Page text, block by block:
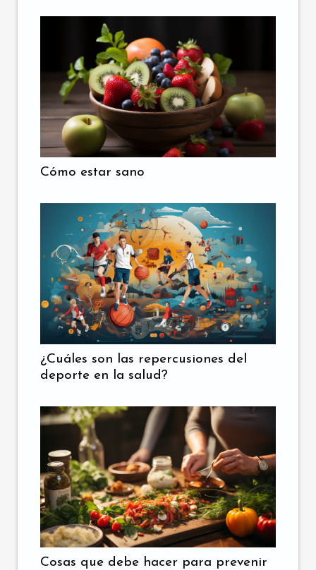
Cómo estar sano
¿Cuáles son las repercusiones del
deporte en la salud?
Cosas que debe hacer para prevenir